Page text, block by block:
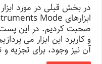
و کاربرد این ابزار می
آن نیز وجود، برای تجزیه